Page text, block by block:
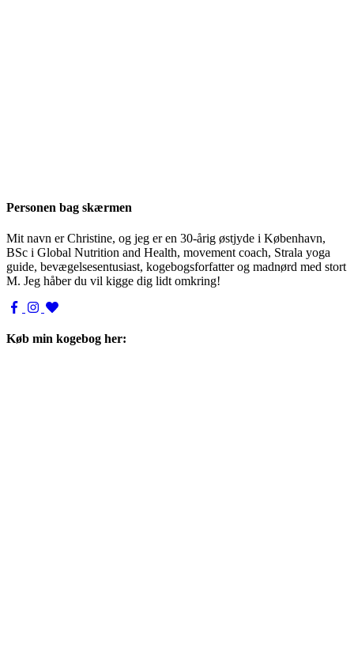
Personen bag skærmen
Mit navn er Christine, og jeg er en 30-årig østjyde i København,
BSc i Global Nutrition and Health, movement coach, Strala yoga
guide, bevægelsesentusiast, kogebogsforfatter og madnørd med stort
M. Jeg håber du vil kigge dig lidt omkring!
Køb min kogebog her: